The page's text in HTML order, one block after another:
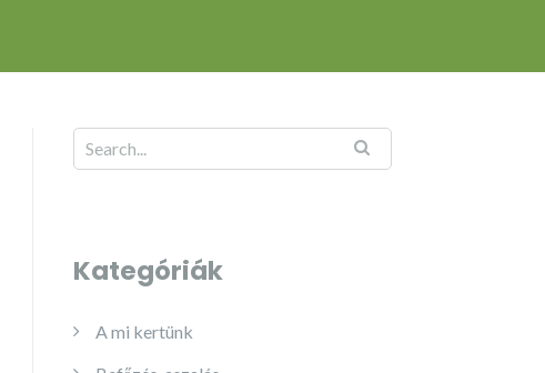
Kategóriák
A mi kertünk